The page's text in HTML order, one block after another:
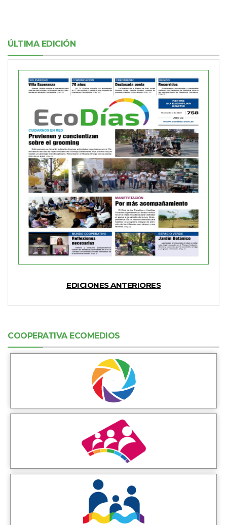
ÚLTIMA EDICIÓN
EDICIONES ANTERIORES
COOPERATIVA ECOMEDIOS